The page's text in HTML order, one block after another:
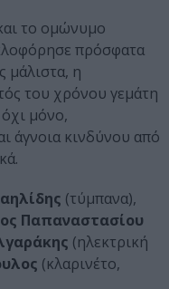
το ομώνυμο
πρόσφατα
μάλιστα, η
του χρόνου γεμάτη
μόνο,
άγνοια κινδύνου από
(τύμπανα),
Παπαναστασίου
(ηλεκτρική
(κλαρινέτο,